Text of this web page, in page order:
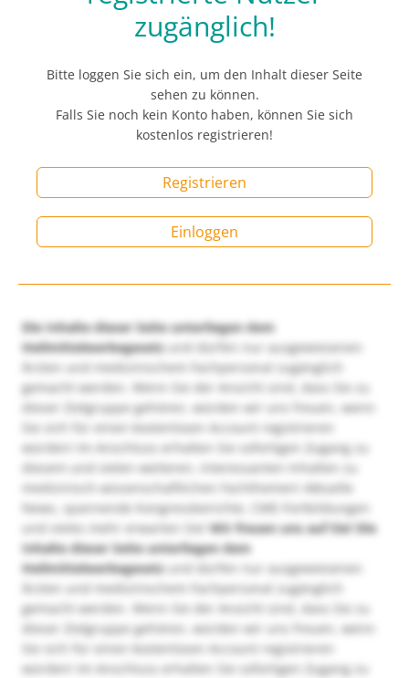
zugänglich!
Bitte loggen Sie sich ein, um den Inhalt dieser Seite
sehen zu können.
Falls Sie noch kein Konto haben, können Sie sich
kostenlos registrieren!
Registrieren
Einloggen
Die Inhalte dieser Seite unterliegen dem
Heilmittelwerbegesetzund dürfen nur ausgewiesenen
Ärzten und medizinischem Fachpersonal zugänglich
gemacht werden. Wenn Sie der Ansicht sind, dass Sie zu
dieser Zielgruppe gehören, würden wir uns freuen, wenn
Sie sich für einen kostenlosen Account registrieren
würden! Im Anschluss erhalten Sie sofortigen Zugang zu
diesem und vielen weiteren, interessanten Inhalten zu
medizinisch-wissenschaftlichen Fachthemen! Aktuelle
News, spannende Kongressberichte, CME-Fortbildungen
und vieles mehr erwarten Sie!Wir freuen uns auf Sie! Die
Inhalte dieser Seite unterliegen dem
Heilmittelwerbegesetzund dürfen nur ausgewiesenen
Ärzten und medizinischem Fachpersonal zugänglich
gemacht werden. Wenn Sie der Ansicht sind, dass Sie zu
dieser Zielgruppe gehören, würden wir uns freuen, wenn
Sie sich für einen kostenlosen Account registrieren
würden! Im Anschluss erhalten Sie sofortigen Zugang zu